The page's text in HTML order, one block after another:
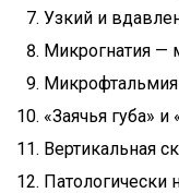
Узкий и
Микрогнатия —
«Заячья губа» и
Вертикальная
Патологически